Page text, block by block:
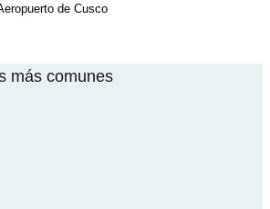
de Cusco
más comunes